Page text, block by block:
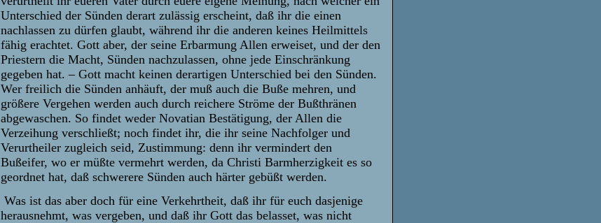
Unterschied der Sünden derart zulässig erscheint, daß ihr die einen
nachlassen zu dürfen glaubt, während ihr die anderen keines Heilmittels
fähig erachtet. Gott aber, der seine Erbarmung Allen erweiset, und der den
Priestern die Macht, Sünden nachzulassen, ohne jede Einschränkung
gegeben hat. – Gott macht keinen derartigen Unterschied bei den Sünden.
Wer freilich die Sünden anhäuft, der muß auch die Buße mehren, und
größere Vergehen werden auch durch reichere Ströme der Bußthränen
abgewaschen. So findet weder Novatian Bestätigung, der Allen die
Verzeihung verschließt; noch findet ihr, die ihr seine Nachfolger und
Verurtheiler zugleich seid, Zustimmung: denn ihr vermindert den
Bußeifer, wo er müßte vermehrt werden, da Christi Barmherzigkeit es so
geordnet hat, daß schwerere Sünden auch härter gebüßt werden.
Was ist das aber doch für eine Verkehrtheit, daß ihr für euch dasjenige
herausnehmt, was vergeben, und daß ihr Gott das belasset, was nicht